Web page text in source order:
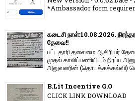
*Ambassador form
கடைசி நாள்:10.08.2026.
தேவை!!
பட்டதாரி தலைமை ஆசிரியர்
முதல் காலிப்பணியிடம் நிரப்ப
அலுவலரின் (தொடக்கக்கல்வி)
B.Lit Incentive G.O
CLICK LINK DOWNLOAD